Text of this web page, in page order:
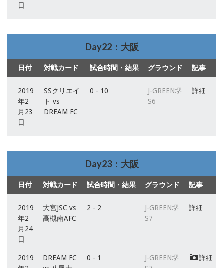
日
Day22：大阪
日付 対戦カード 試合時間・結果 グラウンド 記事
2019
年2
月23
日
SSクリエイ
ト vs
DREAM FC
0 - 10
J-GREEN堺
S6
詳細
Day23：大阪
日付 対戦カード 試合時間・結果 グラウンド 記事
2019
年2
月24
日
大宮JSC vs
高槻南AFC
2 - 2
J-GREEN堺
S7
詳細
2019
DREAM FC
0 - 1
J-GREEN堺
詳細